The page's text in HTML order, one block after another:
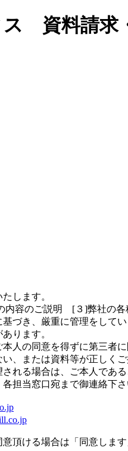
ス 資料請求
します。
容のご説明 [３]弊社の各
基づき、厳重に管理をして
ります。
人の同意を得ずに第三者
、または資料等が正しく
れる場合は、ご本人であ
担当窓口宛まで御連絡下さ
頂ける場合は「同意しま